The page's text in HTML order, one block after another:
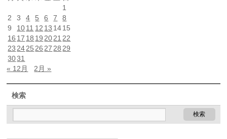
1
2
3 4 5 6 7
8
9
1011 12 13 1415
16 17 18 19 2021 22
23 2425 26 27 28 29
3031
« 12月
2月 »
検索